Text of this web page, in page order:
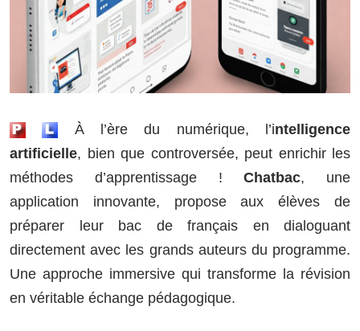
À l’ère du numérique, l’intelligence
artificielle, bien que controversée, peut enrichir les
méthodes d’apprentissage !Chatbac, une
application innovante, propose aux élèves de
préparer leur bac de français en dialoguant
directement avec les grands auteurs du programme.
Une approche immersive qui transforme la révision
en véritable échange pédagogique.